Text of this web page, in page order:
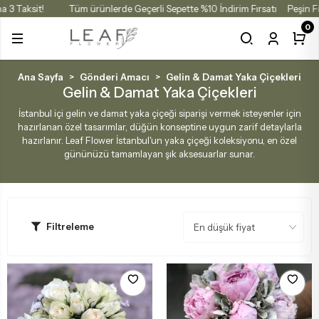
3 Taksit! Tüm ürünlerde Geçerli Sepette %10 İndirim Fırsatı
0
Sonbahar Çiçekleri
Beyaz Güller
Ortanca Buketleri
Kırmızı Gül
Lilyum Buketleri
Şoklu Gül Ve Kuru Çiçekler
Ana Sayfa Gönderi Amacı Gelin & Damat Yaka Çiçekleri
Gelin & Damat Yaka Çiçekleri
İstanbul içi gelin ve damat yaka çiçeği siparişi vermek isteyenler için
hazırlanan özel tasarımlar, düğün konseptine uygun zarif detaylarla
hazırlanır. Leaf Flower İstanbul'un yaka çiçeği koleksiyonu, en özel
gününüzü tamamlayan şık aksesuarlar sunar.
Filtreleme